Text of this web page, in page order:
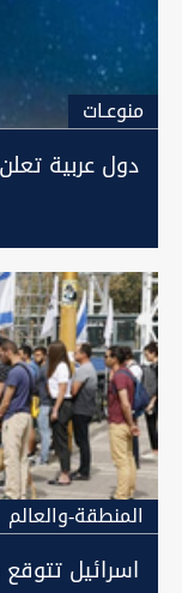
منوعـات
دول عربية
المنطقة-والعالم
اسرائيل